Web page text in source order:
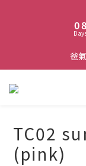
08
7
6
5
0
爸
TC02
(pink)